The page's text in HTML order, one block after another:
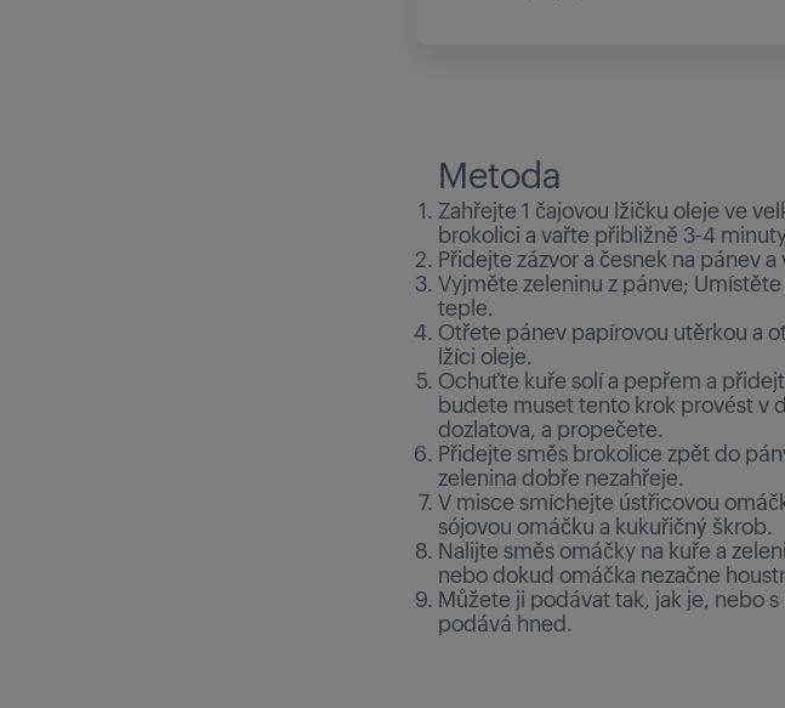
Metoda
Zahřejte 1 čajovou lžičku oleje ve
brokolici a vařte přibližně 3-4
Přidejte zázvor a česnek na pánev
Vyjměte zeleninu z pánve;
teple.
Otřete pánev papírovou utěrkou a
lžíci oleje.
Ochuťte kuře solí a pepřem a
budete muset tento krok provést v
dozlatova, a propečete.
Přidejte směs brokolice zpět do
zelenina dobře nezahřeje.
V misce smíchejte ústřicovou
sójovou omáčku a kukuřičný škrob.
Nalijte směs omáčky na kuře a
nebo dokud omáčka nezačne
Můžete ji podávat tak, jak je, nebo
podává hned.